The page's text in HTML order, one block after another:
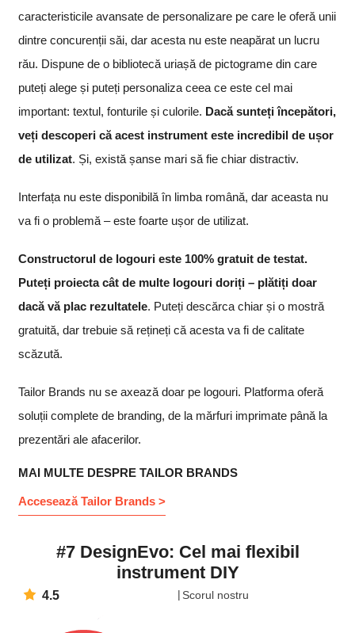
caracteristicile avansate de personalizare pe care le oferă unii
dintre concurenții săi, dar acesta nu este neapărat un lucru
rău. Dispune de o bibliotecă uriașă de pictograme din care
puteți alege și puteți personaliza ceea ce este cel mai
important: textul, fonturile și culorile. Dacă sunteți începători,
veți descoperi că acest instrument este incredibil de ușor
de utilizat. Și, există șanse mari să fie chiar distractiv.
Interfața nu este disponibilă în limba română, dar aceasta nu
va fi o problemă – este foarte ușor de utilizat.
Constructorul de logouri este 100% gratuit de testat.
Puteți proiecta cât de multe logouri doriți – plătiți doar
dacă vă plac rezultatele. Puteți descărca chiar și o mostră
gratuită, dar trebuie să rețineți că acesta va fi de calitate
scăzută.
Tailor Brands nu se axează doar pe logouri. Platforma oferă
soluții complete de branding, de la mărfuri imprimate până la
prezentări ale afacerilor.
MAI MULTE DESPRE TAILOR BRANDS
Accesează Tailor Brands >
#7 DesignEvo: Cel mai flexibil
instrument DIY
4.5 Scorul nostru